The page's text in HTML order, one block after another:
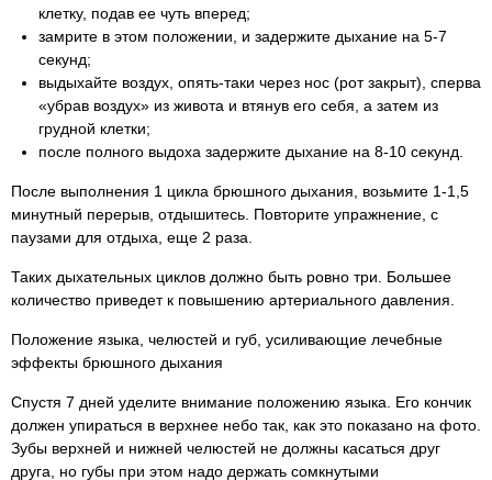
клетку, подав ее чуть вперед;
замрите в этом положении, и задержите дыхание на 5-7
секунд;
выдыхайте воздух, опять-таки через нос (рот закрыт), сперва
«убрав воздух» из живота и втянув его себя, а затем из
грудной клетки;
после полного выдоха задержите дыхание на 8-10 секунд.
После выполнения 1 цикла брюшного дыхания, возьмите 1-1,5
минутный перерыв, отдышитесь. Повторите упражнение, с
паузами для отдыха, еще 2 раза.
Таких дыхательных циклов должно быть ровно три. Большее
количество приведет к повышению артериального давления.
Положение языка, челюстей и губ, усиливающие лечебные
эффекты брюшного дыхания
Спустя 7 дней уделите внимание положению языка. Его кончик
должен упираться в верхнее небо так, как это показано на фото.
Зубы верхней и нижней челюстей не должны касаться друг
друга, но губы при этом надо держать сомкнутыми